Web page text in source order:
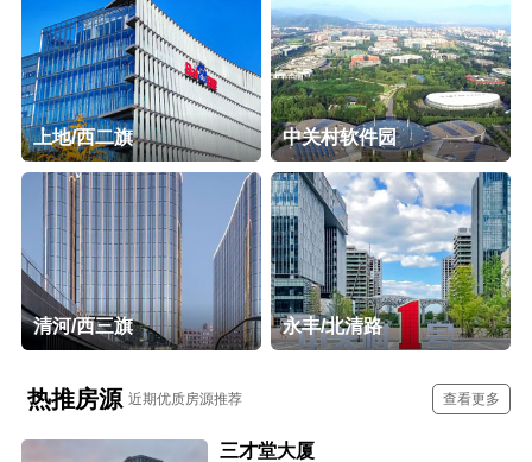
上地/西二旗 中关村软件园
清河/西三旗 永丰/北清路
热推房源 近期优质房源推荐 查看更多
三才堂大厦